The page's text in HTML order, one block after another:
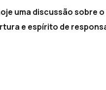
uma discussão sobre
e espírito de